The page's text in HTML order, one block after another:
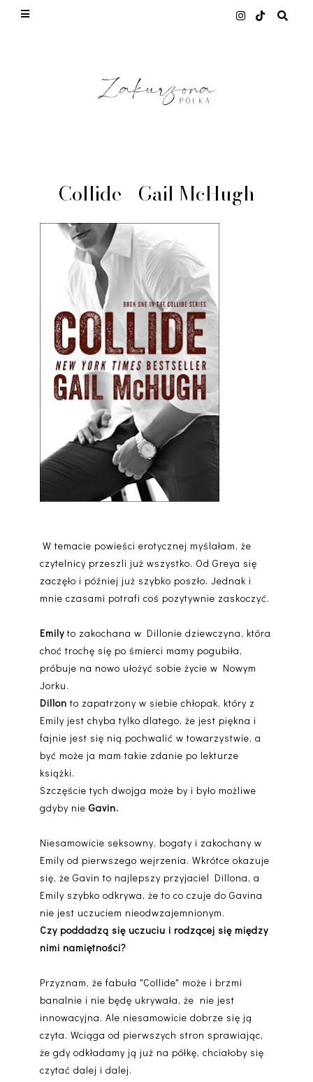
Collide - Gail McHugh
W temacie powieści erotycznej myślałam, że
czytelnicy przeszli już wszystko. Od Greya się
zaczęło i później już szybko poszło. Jednak i
mnie czasami potrafi coś pozytywnie zaskoczyć.
Emily to zakochana w Dillonie dziewczyna, która
choć trochę się po śmierci mamy pogubiła,
próbuje na nowo ułożyć sobie życie w Nowym
Jorku.
Dillon to zapatrzony w siebie chłopak, który z
Emily jest chyba tylko dlatego, że jest piękna i
fajnie jest się nią pochwalić w towarzystwie, a
być może ja mam takie zdanie po lekturze
książki.
Szczęście tych dwojga może by i było możliwe
gdyby nie Gavin.
Niesamowicie seksowny, bogaty i zakochany w
Emily od pierwszego wejrzenia. Wkrótce okazuje
się, że Gavin to najlepszy przyjaciel Dillona, a
Emily szybko odkrywa, że to co czuje do Gavina
nie jest uczuciem nieodwzajemnionym.
Czy poddadzą się uczuciu i rodzącej się między
nimi namiętności?
Przyznam, że fabuła "Collide" może i brzmi
banalnie i nie będę ukrywała, że nie jest
innowacyjna. Ale niesamowicie dobrze się ją
czyta. Wciąga od pierwszych stron sprawiając,
że gdy odkładamy ją już na półkę, chciałoby się
czytać dalej i dalej.
This site uses cookies from Google to deliver its
quality of service, generate usage statistics, and
to detect and address abuse.
LEARN MORE